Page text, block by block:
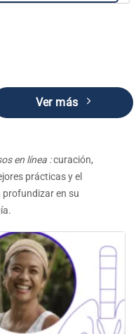
Ver más
en línea :curación,
prácticas y el
en su